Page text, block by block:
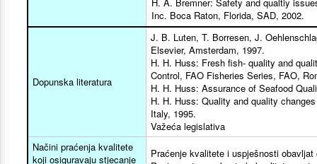
Inc. Boca Raton, Florida, SAD, 2002.
Dopunska literatura
J. B. Luten, T. Borresen, J.
Elsevier, Amsterdam, 1997.
H. H. Huss: Fresh fish- quality and
Control, FAO Fisheries Series, FAO,
H. H. Huss: Assurance of Seafood
H. H. Huss: Quality and quality
Italy, 1995.
Važeća legislativa
Načini praćenja kvalitete
koji osiguravaju stjecanje
Praćenje kvalitete i uspješnosti